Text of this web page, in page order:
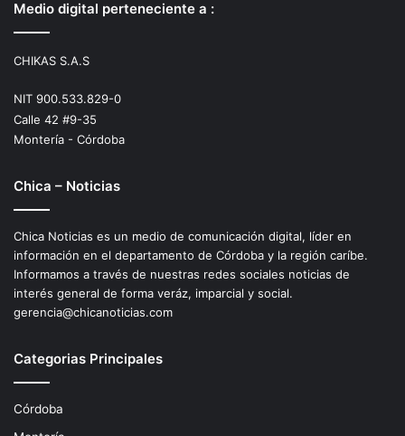
Medio digital perteneciente a :
CHIKAS S.A.S
NIT 900.533.829-0
Calle 42 #9-35
Montería - Córdoba
Chica – Noticias
Chica Noticias es un medio de comunicación digital, líder en
información en el departamento de Córdoba y la región caríbe.
Informamos a través de nuestras redes sociales noticias de
interés general de forma veráz, imparcial y social.
gerencia@chicanoticias.com
Categorias Principales
Córdoba